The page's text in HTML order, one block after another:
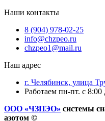
Наши контакты
8 (904) 978-02-25
info@chzpeo.ru
chzpeo1@mail.ru
Наш адрес
г. Челябинск, улица
Работаем пн-пт. с 8:00
ООО «ЧЗПЭО» системы
азотом ©